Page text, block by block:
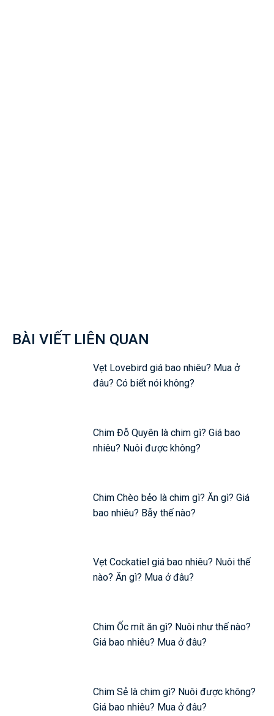
BÀI VIẾT LIÊN QUAN
Vẹt Lovebird giá bao nhiêu? Mua ở
đâu? Có biết nói không?
Chim Đỗ Quyên là chim gì? Giá bao
nhiêu? Nuôi được không?
Chim Chèo bẻo là chim gì? Ăn gì? Giá
bao nhiêu? Bẫy thế nào?
Vẹt Cockatiel giá bao nhiêu? Nuôi thế
nào? Ăn gì? Mua ở đâu?
Chim Ốc mít ăn gì? Nuôi như thế nào?
Giá bao nhiêu? Mua ở đâu?
Chim Sẻ là chim gì? Nuôi được không?
Giá bao nhiêu? Mua ở đâu?